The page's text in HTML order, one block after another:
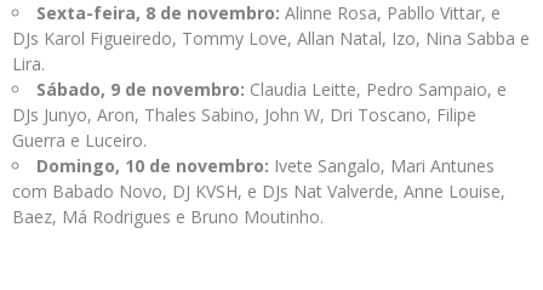
Sexta-feira, 8 de novembro: Alinne Rosa, Pabllo Vittar, e
DJs Karol Figueiredo, Tommy Love, Allan Natal, Izo, Nina Sabba e
Lira.
Sábado, 9 de novembro: Claudia Leitte, Pedro Sampaio, e
DJs Junyo, Aron, Thales Sabino, John W, Dri Toscano, Filipe
Guerra e Luceiro.
Domingo, 10 de novembro: Ivete Sangalo, Mari Antunes
com Babado Novo, DJ KVSH, e DJs Nat Valverde, Anne Louise,
Baez, Má Rodrigues e Bruno Moutinho.